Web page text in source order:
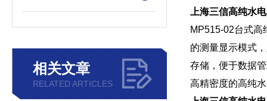
相关文章
RELATED ARTICLES
上海三信高纯水
MP515-02台式
的测量显示模式
存储，便于数据
高精密度的高纯